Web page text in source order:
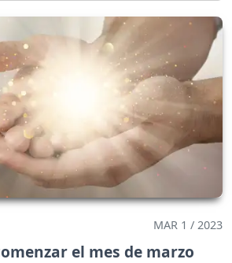
MAR 1 / 2023
el mes de marzo